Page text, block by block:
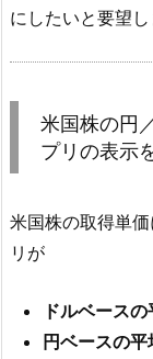
にしたいと要望し
米国株の円
プリの表示
米国株の取得単
リが
ドルベース
円ベースの